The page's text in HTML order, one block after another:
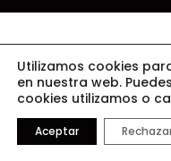
Utilizamos cookies
en nuestra web.
cookies utilizamos o
Aceptar